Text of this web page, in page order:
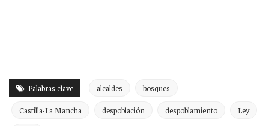
Palabras clave alcaldes bosques
Castilla-La Mancha despoblación despoblamiento Ley